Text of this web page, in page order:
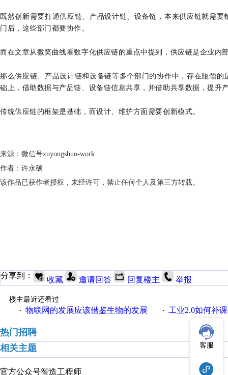
既然创新需要打通供应链、产品设计链、设备链，本来供应链就需
门后，这些部门都要协作。
而在文章从微笑曲线看数字化供应链的重点中提到，供应链是企业内
那么供应链、产品设计链和设备链等多个部门的协作中，存在瓶颈
础上，借助数据与产品链、设备链信息共享，并借助共享数据，提升
传统供应链的框架是基础，而设计、维护方面需要创新模式。
来源：微信号xuyongshuo-work
作者：许永硕
该作品已获作者授权，未经许可，禁止任何个人及第三方转载。
分享到： 收藏 邀请回答 回复楼主 举报
楼主最近还看过
· 物联网的发展应该借鉴生物的发展 · 工业2.0如何补课
热门招聘
相关主题
官方公众号智造工程师
客服